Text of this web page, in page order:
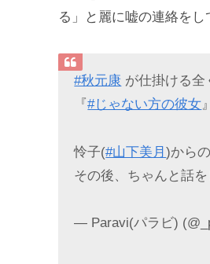
る」と麗に嘘の連絡をし
#秋元康 が仕掛ける全
『#じゃない方の彼女
怜子(#山下美月)から
その後、ちゃんと話
— Paravi(パラビ)